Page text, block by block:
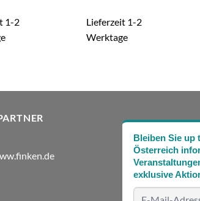
1-2
Lieferzeit 1-2
Werktage
Bleiben Sie up
Österreich
exklusive